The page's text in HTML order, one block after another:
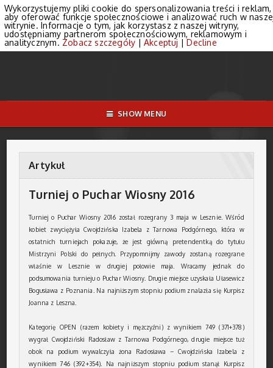
SHOW MENU
Artykuł
Turniej o Puchar Wiosny 2016
Turniej o Puchar Wiosny 2016 został rozegrany 3 maja w Lesznie. Wśród
kobiet zwyciężyła Cwojdzińska Izabela z Tarnowa Podgórnego, która w
ostatnich turniejach pokazuje, że jest główną pretendentką do tytułu
Mistrzyni Polski do pełnych. Przypomnijmy zawody zostaną rozegrane
właśnie w Lesznie w drugiej połowie maja. Wracamy jednak do
podsumowania turnieju o Puchar Wiosny. Drugie miejsce uzyskała Ułasewicz
Bogusława z Poznania. Na najniższym stopniu podium znalazła się Kurpisz
Joanna z Leszna.
Kategorię OPEN (razem kobiety i mężczyźni) z wynikiem 749 (371+378)
wygrał Cwojdziński Radosław z Tarnowa Podgórnego, drugie miejsce tuż
obok na podium wywalczyła żona Radosława – Cwojdzińska Izabela z
wynikiem 746 (392+354). Na najniższym stopniu podium stanął Kurpisz
Wykorzystujemy pliki cookie do spersonalizowania treści i reklam,
aby oferować funkcje społecznościowe i analizować ruch w
witrynie. Informacje o tym, jak korzystasz z naszej witryny,
udostępniamy partnerom społecznościowym, reklamowym i
analitycznym. Zobacz szczegóły | Akceptuj |Decline